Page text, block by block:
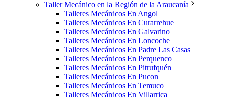
Taller Mecánico en la Región de la Araucanía
Talleres Mecánicos En Angol
Talleres Mecánicos En Curarrehue
Talleres Mecánicos En Galvarino
Talleres Mecánicos En Loncoche
Talleres Mecánicos En Padre Las Casas
Talleres Mecánicos En Perquenco
Talleres Mecánicos En Pitrufquén
Talleres Mecánicos En Pucon
Talleres Mecánicos En Temuco
Talleres Mecánicos En Villarrica